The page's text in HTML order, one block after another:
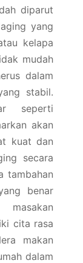
diparut
yang
kelapa
mudah
dalam
stabil.
seperti
akan
kuat dan
secara
tambahan
benar
cita rasa
makan
dalam